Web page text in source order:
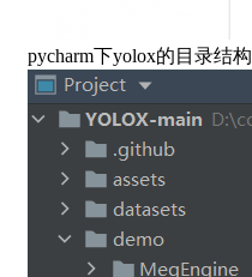
pycharm下yolox的目录结构